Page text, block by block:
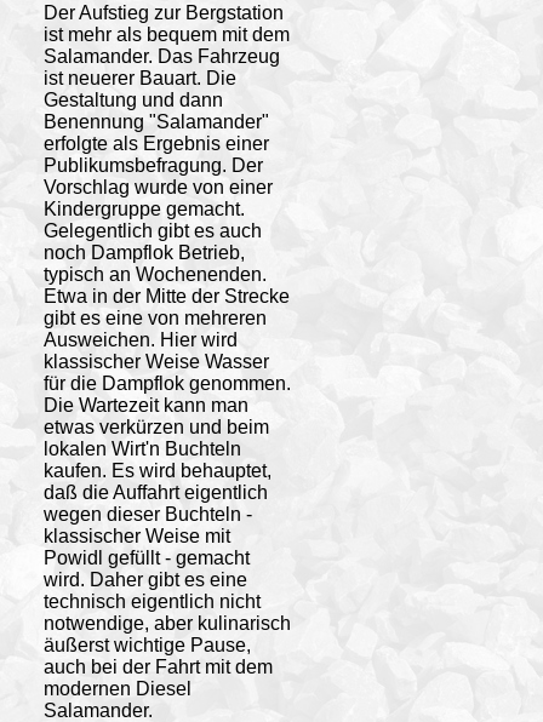
Der Aufstieg zur Bergstation
ist mehr als bequem mit dem
Salamander. Das Fahrzeug
ist neuerer Bauart. Die
Gestaltung und dann
Benennung "Salamander"
erfolgte als Ergebnis einer
Publikumsbefragung. Der
Vorschlag wurde von einer
Kindergruppe gemacht.
Gelegentlich gibt es auch
noch Dampflok Betrieb,
typisch an Wochenenden.
Etwa in der Mitte der Strecke
gibt es eine von mehreren
Ausweichen. Hier wird
klassischer Weise Wasser
für die Dampflok genommen.
Die Wartezeit kann man
etwas verkürzen und beim
lokalen Wirt'n Buchteln
kaufen. Es wird behauptet,
daß die Auffahrt eigentlich
wegen dieser Buchteln -
klassischer Weise mit
Powidl gefüllt - gemacht
wird. Daher gibt es eine
technisch eigentlich nicht
notwendige, aber kulinarisch
äußerst wichtige Pause,
auch bei der Fahrt mit dem
modernen Diesel
Salamander.